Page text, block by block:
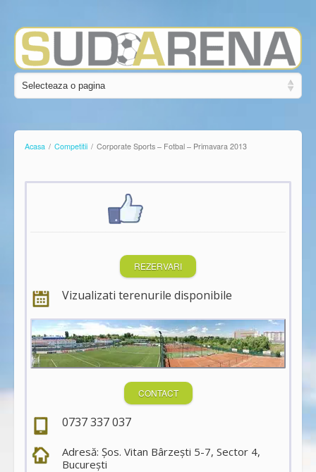
Acasa / Competitii / Corporate Sports – Fotbal – Primavara 2013
REZERVARI
Vizualizati terenurile disponibile
CONTACT
0737 337 037
Adresă: Şos. Vitan Bârzeşti 5-7, Sector 4,
Bucureşti